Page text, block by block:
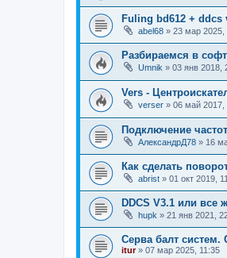
Fuling bd612 + ddcs
abel68 » 23 мар 2025,
Разбираемся в
Umnik » 03 янв 2018,
Vers -
verser » 06 май 2017,
Подключение
АлександрД78 » 16
Как сделать
abrist » 01 окт 2019,
DDCS V3.1 или все
hupk » 21 янв 2021,
Серва балт систем.
itur» 07 мар 2025, 11:35